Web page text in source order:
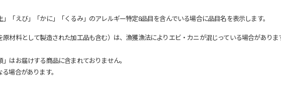
「えび」「かに」「くるみ」のアレルギー特定8品目を含んでいる場合に品目名を表示します。
材料として製造された加工品も含む）は、漁獲漁法によりエビ・カニが混じっている場合があり
はお届けする商品に含まれておりません。
場合があります。